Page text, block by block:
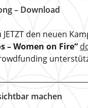
– Download
den neuen
– Women on Fire“
machen